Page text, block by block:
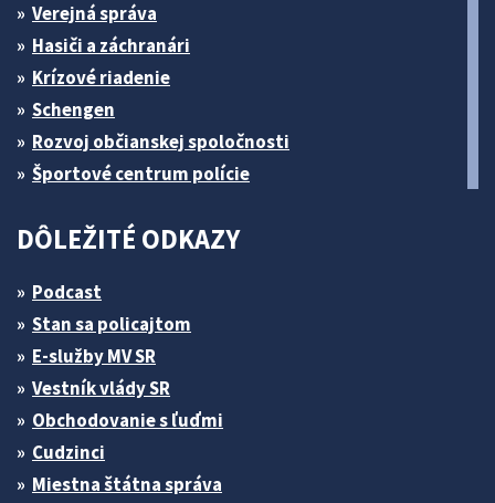
Verejná správa
Hasiči a záchranári
Krízové riadenie
Schengen
Rozvoj občianskej spoločnosti
Športové centrum polície
DÔLEŽITÉ ODKAZY
Podcast
Stan sa policajtom
E-služby MV SR
Vestník vlády SR
Obchodovanie s ľuďmi
Cudzinci
Miestna štátna správa